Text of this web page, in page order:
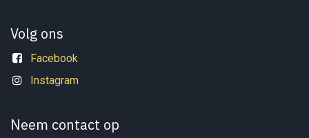
Volg ons
Facebook
Instagram
Neem contact op